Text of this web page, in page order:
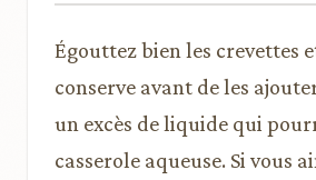
Égouttez bien les crevettes
conserve avant de les
un excès de liquide qui
casserole aqueuse. Si vous